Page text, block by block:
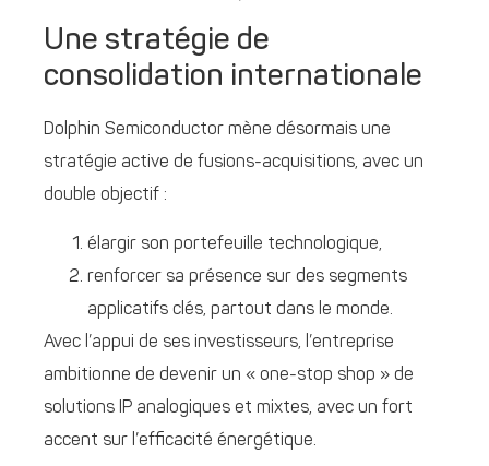
Une stratégie de
consolidation internationale
Dolphin Semiconductor mène désormais une
stratégie active de fusions-acquisitions, avec un
double objectif :
élargir son portefeuille technologique,
renforcer sa présence sur des segments
applicatifs clés, partout dans le monde.
Avec l’appui de ses investisseurs, l’entreprise
ambitionne de devenir un « one-stop shop » de
solutions IP analogiques et mixtes, avec un fort
accent sur l’efficacité énergétique.